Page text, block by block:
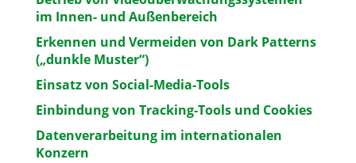
im Innen- und Außenbereich
Erkennen und Vermeiden von Dark Patterns
(„dunkle Muster“)
Einsatz von Social-Media-Tools
Einbindung von Tracking-Tools und Cookies
Datenverarbeitung im internationalen
Konzern